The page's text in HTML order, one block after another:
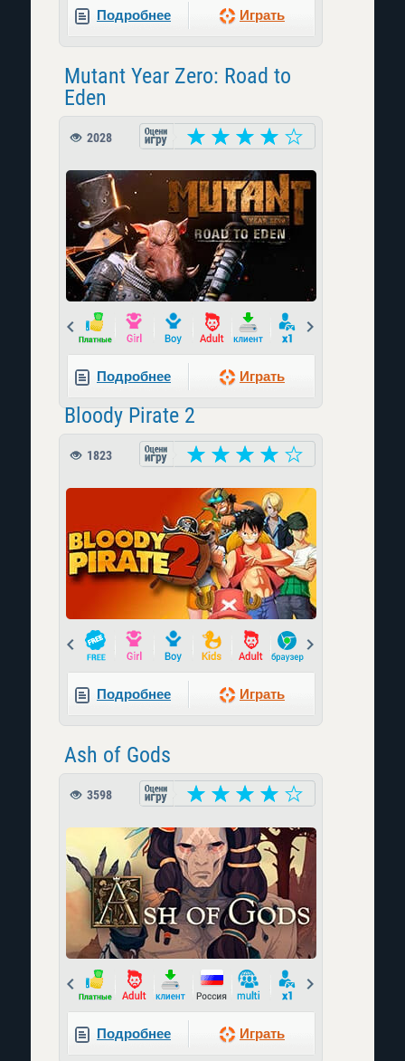
Подробнее Играть
Mutant Year Zero: Road to
Eden
2028
Prev
Подробнее Играть
Bloody Pirate 2
1823
Prev
Подробнее Играть
Ash of Gods
3598
Prev
Подробнее Играть